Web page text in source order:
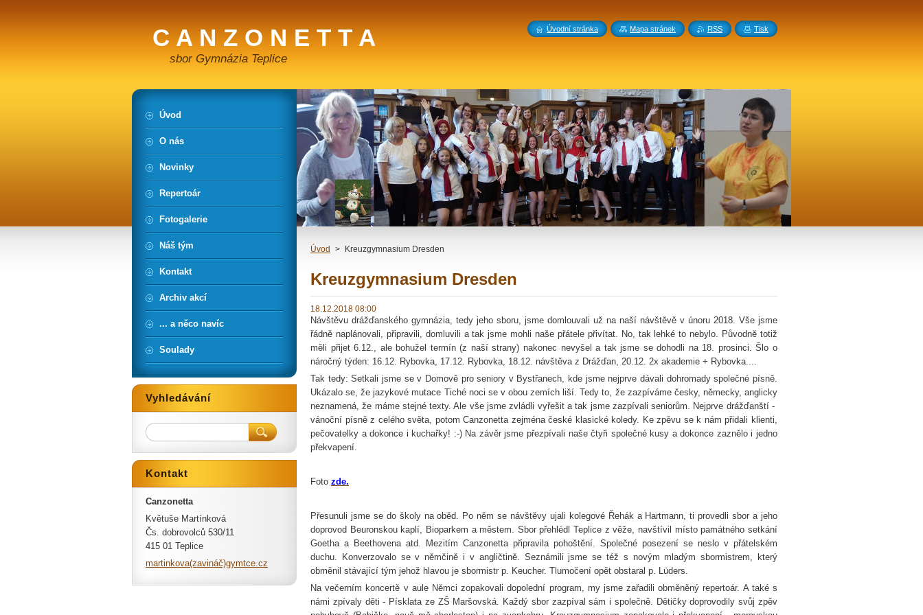
C A N Z O N E T T A
sbor Gymnázia Teplice
Úvod > Kreuzgymnasium Dresden
Kreuzgymnasium Dresden
18.12.2018 08:00
Návštěvu drážďanského gymnázia, tedy jeho sboru, jsme domlouvali už na naší návštěvě v únoru 2018. Vše jsme
řádně naplánovali, připravili, domluvili a tak jsme mohli naše přátele přivítat. No, tak lehké to nebylo. Původně totiž
měli přijet 6.12., ale bohužel termín (z naší strany) nakonec nevyšel a tak jsme se dohodli na 18. prosinci. Šlo o
náročný týden: 16.12. Rybovka, 17.12. Rybovka, 18.12. návštěva z Drážďan, 20.12. 2x akademie + Rybovka....
Tak tedy: Setkali jsme se v Domově pro seniory v Bystřanech, kde jsme nejprve dávali dohromady společné písně.
Ukázalo se, že jazykové mutace Tiché noci se v obou zemích liší. Tedy to, že zazpíváme česky, německy, anglicky
neznamená, že máme stejné texty. Ale vše jsme zvládli vyřešit a tak jsme zazpívali seniorům. Nejprve drážďanští -
vánoční písně z celého světa, potom Canzonetta zejména české klasické koledy. Ke zpěvu se k nám přidali klienti,
pečovatelky a dokonce i kuchařky! :-) Na závěr jsme přezpívali naše čtyři společné kusy a dokonce zaznělo i jedno
překvapení.
Foto zde.
Přesunuli jsme se do školy na oběd. Po něm se návštěvy ujali kolegové Řehák a Hartmann, ti provedli sbor a jeho
doprovod Beuronskou kaplí, Bioparkem a městem. Sbor přehlédl Teplice z věže, navštívil místo památného setkání
Goetha a Beethovena atd. Mezitím Canzonetta připravila pohoštění. Společné posezení se neslo v přátelském
duchu. Konverzovalo se v němčině i v angličtině. Seznámili jsme se též s novým mladým sbormistrem, který
obměnil stávající tým jehož hlavou je sbormistr p. Keucher. Tlumočení opět obstaral p. Lüders.
Na večerním koncertě v aule Němci zopakovali dopolední program, my jsme zařadili obměněný repertoár. A také s
námi zpívaly děti - Písklata ze ZŠ Maršovská. Každý sbor zazpíval sám i společně. Dětičky doprovodily svůj zpěv
Úvod
O nás
Novinky
Repertoár
Fotogalerie
Náš tým
Kontakt
Archiv akcí
... a něco navíc
Soulady
Vyhledávání
Kontakt
Canzonetta
Květuše Martínková
Čs. dobrovolců 530/11
415 01 Teplice
martinkova(zavináč)gymtce.cz
Úvodní stránka Mapa stránek RSS Tisk